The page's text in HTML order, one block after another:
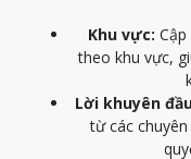
Khu vực:
theo khu vực,
Lời khuyên
từ các